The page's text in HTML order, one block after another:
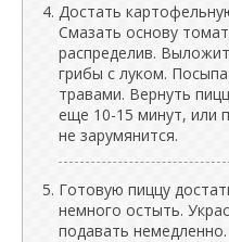
Достать
Смазать основу
распределив.
грибы с луком.
травами. Вернуть
еще 10-15 минут, или
не зарумянится.
Готовую пиццу
немного остыть.
подавать немедленно.